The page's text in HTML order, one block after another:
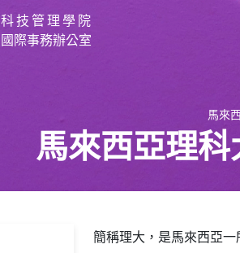
科技管理學院
國際事務辦公室
馬來
馬來西亞理
簡稱理大，是馬來西亞